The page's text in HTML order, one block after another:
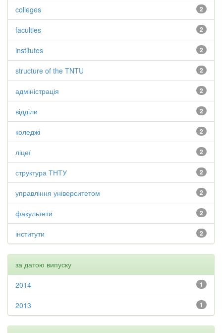
2
colleges
2
faculties
2
institutes
2
structure of the TNTU
2
адміністрація
2
відділи
2
коледжі
2
ліцеї
2
структура ТНТУ
2
управління університетом
2
факультети
2
інститути
за датою випуску
1
2014
1
2013